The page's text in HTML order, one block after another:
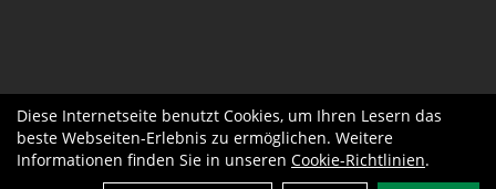
Diese Internetseite benutzt Cookies, um Ihren Lesern das
beste Webseiten-Erlebnis zu ermöglichen. Weitere
Informationen finden Sie in unseren Cookie-Richtlinien.